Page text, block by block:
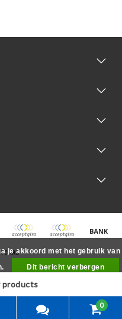
products
0
je akkoord met het gebruik van
Dit bericht verbergen
»